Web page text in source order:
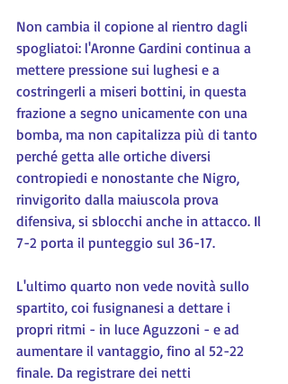
Non cambia il copione al rientro dagli
spogliatoi: l'Aronne Gardini continua a
mettere pressione sui lughesi e a
costringerli a miseri bottini, in questa
frazione a segno unicamente con una
bomba, ma non capitalizza più di tanto
perché getta alle ortiche diversi
contropiedi e nonostante che Nigro,
rinvigorito dalla maiuscola prova
difensiva, si sblocchi anche in attacco. Il
7-2 porta il punteggio sul 36-17.
L'ultimo quarto non vede novità sullo
spartito, coi fusignanesi a dettare i
propri ritmi - in luce Aguzzoni - e ad
aumentare il vantaggio, fino al 52-22
finale. Da registrare dei netti